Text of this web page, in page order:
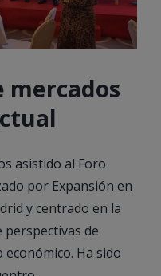
mercados
asistido al Foro
por Expansión en
y centrado en la
perspectivas de
Ha sido